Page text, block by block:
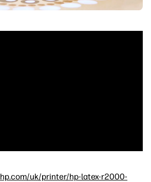
uk/printer/hp-latex-r2000-